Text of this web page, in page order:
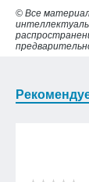
© Все